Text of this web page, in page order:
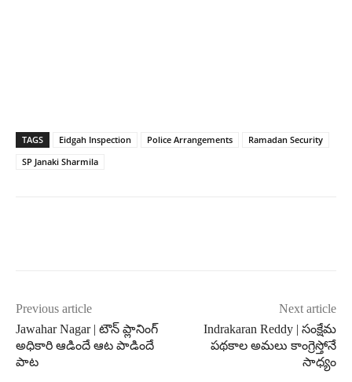
TAGS Eidgah Inspection Police Arrangements
Ramadan Security
SP Janaki Sharmila
Previous article
Jawahar Nagar | టౌన్ ప్లానింగ్
అధికారి ఆడిందే ఆట పాడిందే
పాట
Next article
Indrakaran Reddy | సంక్షేమ
పథకాల అమలు కాంగ్రెస్తోనే
సాధ్యం